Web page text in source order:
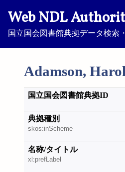
Web NDL
国立国会図書館典拠データ検索
Adamson,
国立国会図書館典拠ID
典拠種別
skos:inScheme
名称/タイトル
xl:prefLabel